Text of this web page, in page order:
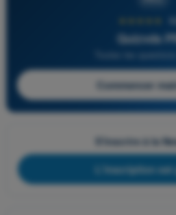
Quizvds
Commencer
S'inscrire à la
L'inscription